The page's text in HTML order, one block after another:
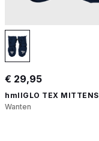
€ 29,95
hmlIGLO TEX MITTENS
Wanten